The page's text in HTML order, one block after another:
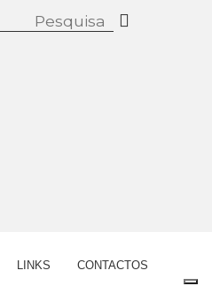
LINKS CONTACTOS